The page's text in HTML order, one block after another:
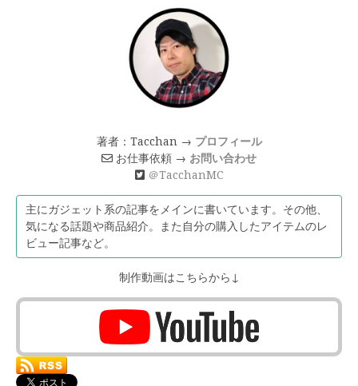
著者：Tacchan → プロフィール
お仕事依頼 → お問い合わせ
＠TacchanMC
主にガジェット系の記事をメインに書いています。その他、
気になる話題や商品紹介。また自分の購入したアイテムのレ
ビュー記事など。
制作動画はこちらから↓